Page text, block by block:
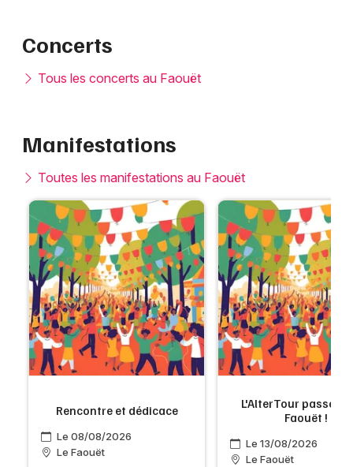
Concerts
Tous les concerts au Faouët
Manifestations
Toutes les manifestations au Faouët
Rencontre et dédicace
Le 08/08/2026
Le Faouët
L'AlterTour passe
Faouët !
Le 13/08/2026
Le Faouët